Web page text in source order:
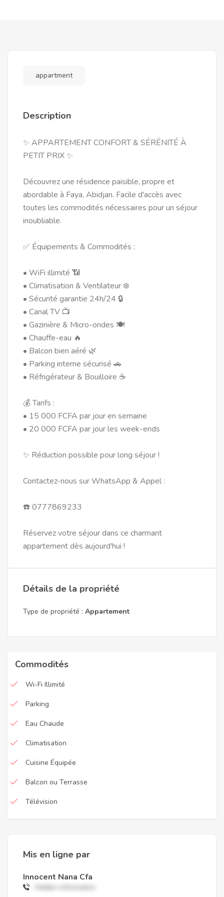
appartment
Description
✨ APPARTEMENT CONFORT & SÉRÉNITÉ À
PETIT PRIX ✨
Découvrez une résidence paisible, propre et
abordable à Faya, Abidjan. Facile d'accès avec
toutes les commodités nécessaires pour un séjour
inoubliable.
✅ Équipements & Commodités :
• WiFi illimité 📶
• Climatisation & Ventilateur ❄️
• Sécurité garantie 24h/24 🔒
• Canal TV 📺
• Gazinière & Micro-ondes 🍽️
• Chauffe-eau 🔥
• Balcon bien aéré 🌿
• Parking interne sécurisé 🚗
• Réfrigérateur & Bouilloire ☕
💰 Tarifs :
• 15 000 FCFA par jour en semaine
• 20 000 FCFA par jour les week-ends
✨ Réduction possible pour long séjour !
Contactez-nous sur WhatsApp & Appel :
☎️ 0777869233
Réservez votre séjour dans ce charmant
appartement dès aujourd'hui !
Détails de la propriété
Type de propriété : Appartement
Commodités
Wi-Fi Illimité
Parking
Eau Chaude
Climatisation
Cuisine Équipée
Balcon ou Terrasse
Télévision
Mis en ligne par
Innocent Nana Cfa
Hidden information